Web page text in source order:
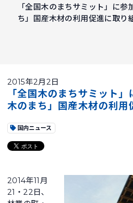
「全国木のまちサミット」に参
ち」国産木材の利用促進に取り
2015年2月2日
「全国木のまちサミット
木のまち」国産木材の利用
国内ニュース
2014年11月
21・22日、